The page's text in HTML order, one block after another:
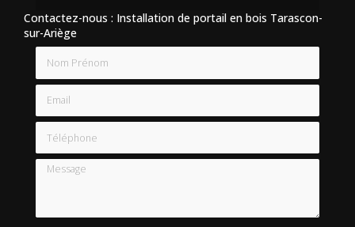
Contactez-nous : Installation de portail en bois Tarascon-
sur-Ariège
Email
Téléphone
Message